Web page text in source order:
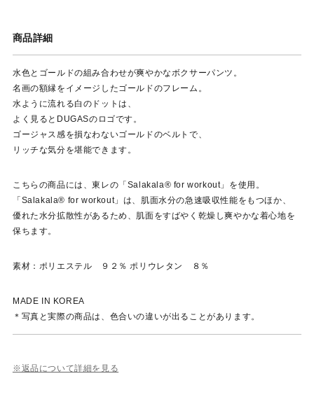
商品詳細
水色とゴールドの組み合わせが爽やかなボクサーパンツ。
名画の額縁をイメージしたゴールドのフレーム。
水ように流れる白のドットは、
よく見るとDUGASのロゴです。
ゴージャス感を損なわないゴールドのベルトで、
リッチな気分を堪能できます。
こちらの商品には、東レの「Salakala® for workout」を使用。
「Salakala® for workout」は、肌面水分の急速吸収性能をもつほか、
優れた水分拡散性があるため、肌面をすばやく乾燥し爽やかな着心地を
保ちます。
素材：ポリエステル ９２％ ポリウレタン ８％
MADE IN KOREA
＊写真と実際の商品は、色合いの違いが出ることがあります。
※返品について詳細を見る